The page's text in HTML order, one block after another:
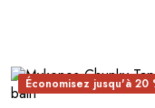
Économisez jusqu'à 20